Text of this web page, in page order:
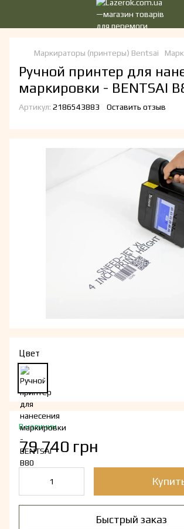
Маркираторы (принтеры) Bentsai
Ручной принтер для
маркировки - BENTSAI
Артикул: 2186543883 Оставить отзыв
Цвет
В наличии
79 740 грн
Быстрый заказ